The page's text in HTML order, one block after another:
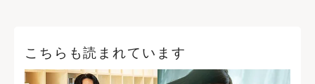
こちらも読まれています